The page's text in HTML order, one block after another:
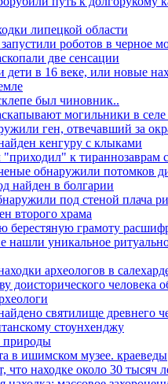
липецкой области
роботов в черное
две сенсации
дети в 16 веке, или новые
был чиновник..
могильники в селе
ген, отвечавший за
кенгуру с клыками
к тираннозаврам
обнаружили потомков
найден в болгарии
под стеной плача
второго храма
берестяную грамоту
нашли уникальное
археологов в
доисторического человека
святилище древнего
стоунхенджу
природы
в ишимском музее. краеведы
что находке около 30 тысяч